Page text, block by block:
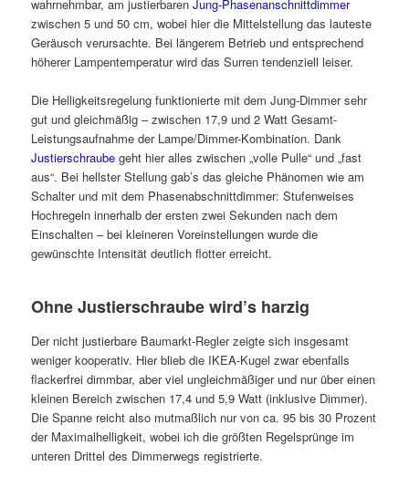
wahrnehmbar, am justierbarenJung-Phasenanschnittdimmer
zwischen 5 und 50 cm, wobei hier die Mittelstellung das lauteste
Geräusch verursachte. Bei längerem Betrieb und entsprechend
höherer Lampentemperatur wird das Surren tendenziell leiser.
Die Helligkeitsregelung funktionierte mit dem Jung-Dimmer sehr
gut und gleichmäßig – zwischen 17,9 und 2 Watt Gesamt-
Leistungsaufnahme der Lampe/Dimmer-Kombination. Dank
Justierschraube geht hier alles zwischen „volle Pulle“ und „fast
aus“. Bei hellster Stellung gab’s das gleiche Phänomen wie am
Schalter und mit dem Phasenabschnittdimmer: Stufenweises
Hochregeln innerhalb der ersten zwei Sekunden nach dem
Einschalten – bei kleineren Voreinstellungen wurde die
gewünschte Intensität deutlich flotter erreicht.
Ohne Justierschraube wird’s harzig
Der nicht justierbare Baumarkt-Regler zeigte sich insgesamt
weniger kooperativ. Hier blieb die IKEA-Kugel zwar ebenfalls
flackerfrei dimmbar, aber viel ungleichmäßiger und nur über einen
kleinen Bereich zwischen 17,4 und 5,9 Watt (inklusive Dimmer).
Die Spanne reicht also mutmaßlich nur von ca. 95 bis 30 Prozent
der Maximalhelligkeit, wobei ich die größten Regelsprünge im
unteren Drittel des Dimmerwegs registrierte.